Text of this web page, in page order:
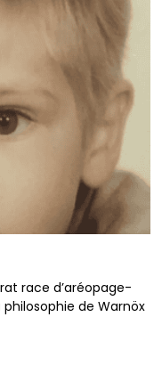
race d’aréopage-
de Warnöx